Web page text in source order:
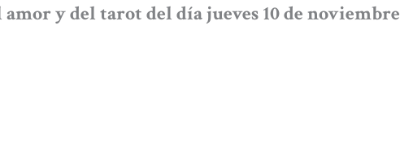
y del tarot del día jueves 10 de noviembre